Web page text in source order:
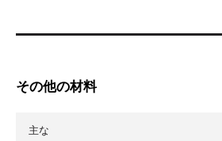
その他の材料
主な